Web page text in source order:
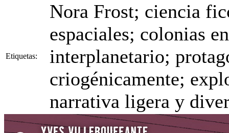
Etiquetas:
Nora Frost; ciencia
espaciales; colonias
interplanetario;
criogénicamente;
narrativa ligera y